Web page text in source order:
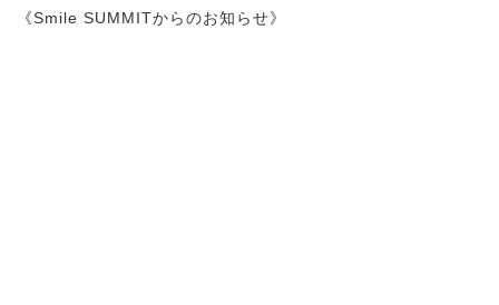
《Smile SUMMITからのお知らせ》